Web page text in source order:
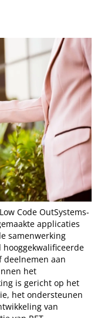
Code OutSystems-
applicaties
samenwerking
deelnemen aan
het
is gericht op het
het ondersteunen
van